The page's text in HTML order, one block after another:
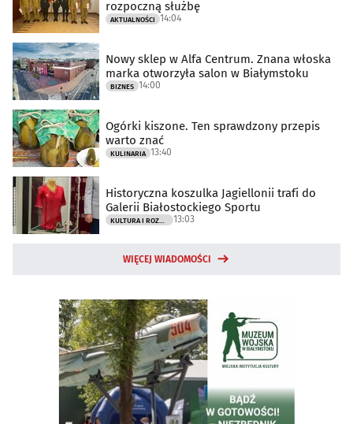
rozpoczną służbę
AKTUALNOŚCI 14:04
Nowy sklep w Alfa Centrum. Znana włoska
marka otworzyła salon w Białymstoku
BIZNES 14:00
Ogórki kiszone. Ten sprawdzony przepis
warto znać
KULINARIA 13:40
Historyczna koszulka Jagiellonii trafi do
Galerii Białostockiego Sportu
13:03
WIĘCEJ WIADOMOŚCI